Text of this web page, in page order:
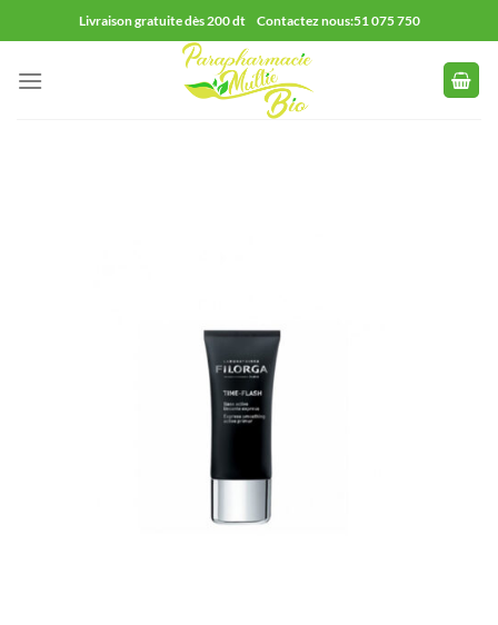
au
contenu
Livraison gratuite dès 200 dt Contactez nous:51 075 750